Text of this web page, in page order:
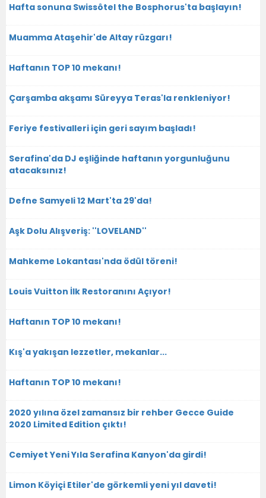
Hafta sonuna Swissôtel the Bosphorus'ta başlayın!
Muamma Ataşehir'de Altay rüzgarı!
Haftanın TOP 10 mekanı!
Çarşamba akşamı Süreyya Teras'la renkleniyor!
Feriye festivalleri için geri sayım başladı!
Serafina'da DJ eşliğinde haftanın yorgunluğunu
atacaksınız!
Defne Samyeli 12 Mart'ta 29'da!
Aşk Dolu Alışveriş: ''LOVELAND''
Mahkeme Lokantası'nda ödül töreni!
Louis Vuitton İlk Restoranını Açıyor!
Haftanın TOP 10 mekanı!
Kış'a yakışan lezzetler, mekanlar...
Haftanın TOP 10 mekanı!
2020 yılına özel zamansız bir rehber Gecce Guide
2020 Limited Edition çıktı!
Cemiyet Yeni Yıla Serafina Kanyon'da girdi!
Limon Köyiçi Etiler'de görkemli yeni yıl daveti!